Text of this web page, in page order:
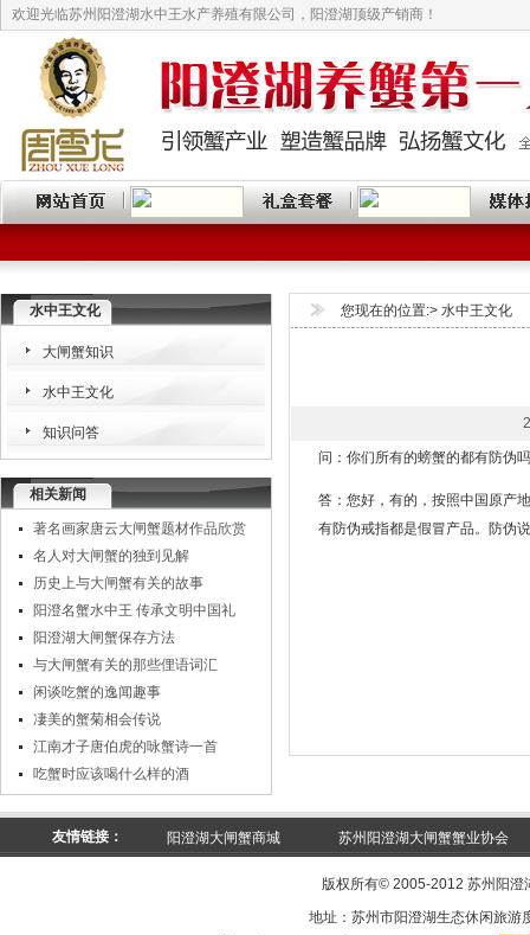
欢迎光临苏州阳澄湖水中王水产养殖有限公司，阳澄湖顶级产销商！
水中王文化
大闸蟹知识
水中王文化
知识问答
相关新闻
著名画家唐云大闸蟹题材作品欣赏
名人对大闸蟹的独到见解
历史上与大闸蟹有关的故事
阳澄名蟹水中王 传承文明中国礼
阳澄湖大闸蟹保存方法
与大闸蟹有关的那些俚语词汇
闲谈吃蟹的逸闻趣事
凄美的蟹菊相会传说
江南才子唐伯虎的咏蟹诗一首
吃蟹时应该喝什么样的酒
您现在的位置:> 水中王文化
问：你们所有的螃蟹的都有防伪
答：您好，有的，按照中国原产
有防伪戒指都是假冒产品。防伪
友情链接： 阳澄湖大闸蟹商城 苏州阳澄湖大闸蟹蟹业协会
版权所有© 2005-2012 苏州阳
地址：苏州市阳澄湖生态休闲旅